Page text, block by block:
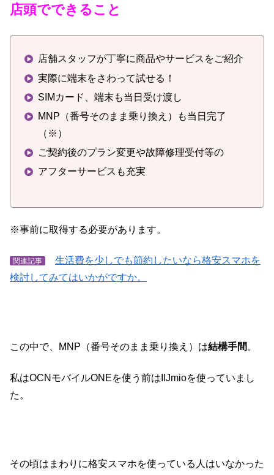
店頭でできること
店舗スタッフが丁寧に商品やサービスをご紹介
実際に端末をさわって試せる！
SIMカード、端末も当日受け渡し
MNP（番号そのまま乗り換え）も当日完了
（※）
ご契約後のプラン変更や故障修理受付等の
アフターサービスも充実
※事前に取得する必要があります。
関連記事
生活費を少しでも節約したいなら格安スマホを
検討してみてはいかがですか。
この中で、MNP（番号そのまま乗り換え）は結構手間 。
私はOCNモバイルONEを使う前はIIJmioを使っていまし
た。
その頃はまわりに格安スマホを使っている人はいなかった